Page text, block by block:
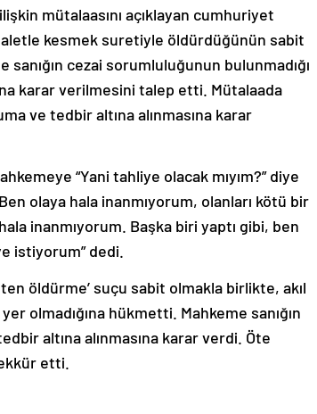
mütalaasını açıklayan cumhuriyet
aletle kesmek suretiyle öldürdüğünün sabit
cezai sorumluluğunun bulunmadığı
karar verilmesini talep etti. Mütalaada
ve tedbir altına alınmasına karar
“Yani tahliye olacak mıyım?” diye
olaya hala inanmıyorum, olanları kötü bir
inanmıyorum. Başka biri yaptı gibi, ben
istiyorum” dedi.
öldürme’ suçu sabit olmakla birlikte, akıl
olmadığına hükmetti. Mahkeme sanığın
altına alınmasına karar verdi. Öte
etti.